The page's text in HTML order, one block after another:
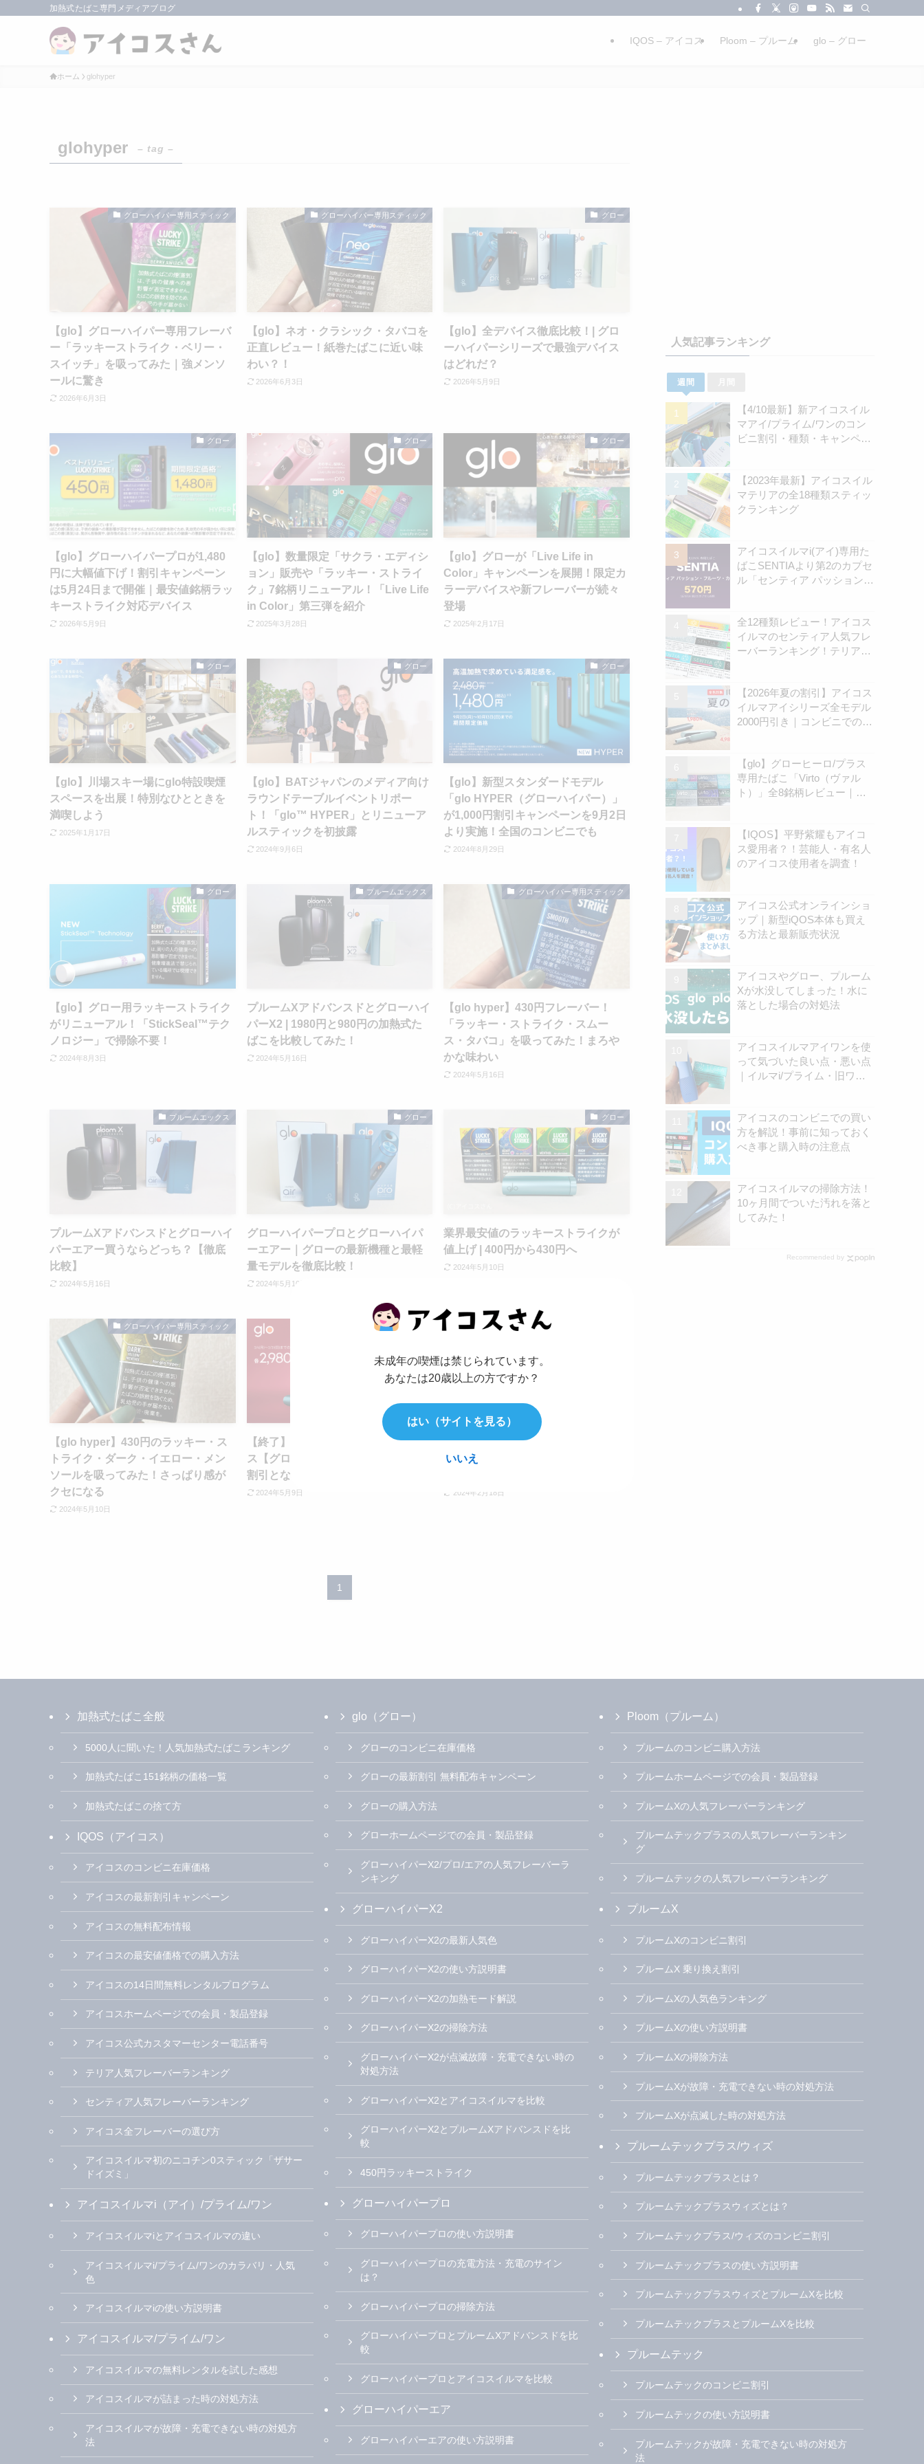
加熱式たばこ専門メディアブログ
IQOS – アイコス Ploom – プルーム glo – グロー
ホーム glohyper
glohyper – tag –
グローハイパー専用スティック
【glo】グローハイパー専用フレーバ
ー「ラッキーストライク・ベリー・
スイッチ」を吸ってみた｜強メンソ
ールに驚き
2026年6月3日
グローハイパー専用スティック
【glo】ネオ・クラシック・タバコを
正直レビュー！紙巻たばこに近い味
わい？！
2026年6月3日
グロー
【glo】全デバイス徹底比較！| グロ
ーハイパーシリーズで最強デバイス
はどれだ？
2026年5月9日
グロー
【glo】グローハイパープロが1,480
円に大幅値下げ！割引キャンペーン
は5月24日まで開催｜最安値銘柄ラッ
キーストライク対応デバイス
2026年5月9日
グロー
【glo】数量限定「サクラ・エディシ
ョン」販売や「ラッキー・ストライ
ク」7銘柄リニューアル！「Live Life
in Color」第三弾を紹介
2025年3月28日
グロー
【glo】グローが「Live Life in
Color」キャンペーンを展開！限定カ
ラーデバイスや新フレーバーが続々
登場
2025年2月17日
グロー
【glo】川場スキー場にglo特設喫煙
スペースを出展！特別なひとときを
満喫しよう
2025年1月17日
グロー
【glo】BATジャパンのメディア向け
ラウンドテーブルイベントリポー
ト！「glo™ HYPER」とリニューア
ルスティックを初披露
2024年9月6日
グロー
【glo】新型スタンダードモデル
「glo HYPER（グローハイパー）」
が1,000円割引キャンペーンを9月2日
より実施！全国のコンビニでも
2024年8月29日
グロー
【glo】グロー用ラッキーストライク
がリニューアル！「StickSeal™テク
ノロジー」で掃除不要！
2024年8月3日
プルームエックス
プルームXアドバンスドとグローハイ
パーX2 | 1980円と980円の加熱式た
ばこを比較してみた！
2024年5月16日
グローハイパー専用スティック
【glo hyper】430円フレーバー！
「ラッキー・ストライク・スムー
ス・タバコ」を吸ってみた！まろや
かな味わい
2024年5月16日
プルームエックス
プルームXアドバンスドとグローハイ
パーエアー買うならどっち？【徹底
比較】
2024年5月16日
グロー
グローハイパープロとグローハイパ
ーエアー｜グローの最新機種と最軽
量モデルを徹底比較！
2024年5月10日
グロー
業界最安値のラッキーストライクが
値上げ | 400円から430円へ
2024年5月10日
グローハイパー専用スティック
【glo hyper】430円のラッキー・ス
トライク・ダーク・イエロー・メン
ソールを吸ってみた！さっぱり感が
クセになる
2024年5月10日
コンビニ
【終了】glo最新加熱式たばこデバイ
ス【グローハイパープロ】が1,000円
割引となるキャンペーンが実施中！
2024年5月9日
【glo】グローハイパープロのコンビ
ニ発売開始！コンビニ以外でも買え
2024年2月18日
1
人気記事ランキング
週間
【4/10最新】新アイコスイル
マアイ/プライム/ワンのコン
ビニ割引・種類・キャンペー
【2023年最新】アイコスイル
マテリアの全18種類スティッ
クランキング
アイコスイルマi(アイ)専用た
ばこSENTIAより第2のカプセ
ル「センティア パッション・
柄 | アイコスさん
全12種類レビュー！アイコス
イルマのセンティア人気フレ
ーバーランキング！テリアと
【2026年夏の割引】アイコス
イルマアイシリーズ全モデル
2000円引き｜コンビニでのキ
【glo】グローヒーロ/プラス
専用たばこ「Virto（ヴァル
ト）」全8銘柄レビュー｜お
【IQOS】平野紫耀もアイコ
ス愛用者？！芸能人・有名人
のアイコス使用者を調査！
アイコス公式オンラインショ
ップ｜新型iQOS本体も買え
る方法と最新販売状況
アイコスやグロー、プルーム
Xが水没してしまった！水に
落とした場合の対処法
アイコスイルマアイワンを使
って気づいた良い点・悪い点
｜イルマi/プライム・旧ワン
アイコスのコンビニでの買い
方を解説！事前に知っておく
べき事と購入時の注意点
アイコスイルマの掃除方法！
10ヶ月間でついた汚れを落と
してみた！
Recommended by
加熱式たばこ全般
5000人に聞いた！人気加熱式たばこランキング
加熱式たばこ151銘柄の価格一覧
加熱式たばこの捨て方
IQOS（アイコス）
アイコスのコンビニ在庫価格
アイコスの最新割引キャンペーン
アイコスの無料配布情報
アイコスの最安値価格での購入方法
アイコスの14日間無料レンタルプログラム
アイコスホームページでの会員・製品登録
アイコス公式カスタマーセンター電話番号
テリア人気フレーバーランキング
センティア人気フレーバーランキング
アイコス全フレーバーの選び方
アイコスイルマ初のニコチン0スティック「ザサー
ドイズミ」
アイコスイルマi（アイ）/プライム/ワン
アイコスイルマiとアイコスイルマの違い
アイコスイルマi/プライム/ワンのカラバリ・人気
色
アイコスイルマiの使い方説明書
アイコスイルマ/プライム/ワン
アイコスイルマの無料レンタルを試した感想
アイコスイルマが詰まった時の対処方法
アイコスイルマが故障・充電できない時の対処方
法
glo（グロー）
グローのコンビニ在庫価格
グローの最新割引 無料配布キャンペーン
グローの購入方法
グローホームページでの会員・製品登録
グローハイパーX2/プロ/エアの人気フレーバーラ
ンキング
グローハイパーX2
グローハイパーX2の最新人気色
グローハイパーX2の使い方説明書
グローハイパーX2の加熱モード解説
グローハイパーX2の掃除方法
グローハイパーX2が点滅故障・充電できない時の
対処方法
グローハイパーX2とアイコスイルマを比較
グローハイパーX2とプルームXアドバンスドを比
較
450円ラッキーストライク
グローハイパープロ
グローハイパープロの使い方説明書
グローハイパープロの充電方法・充電のサイン
は？
グローハイパープロの掃除方法
グローハイパープロとプルームXアドバンスドを比
較
グローハイパープロとアイコスイルマを比較
グローハイパーエア
グローハイパーエアの使い方説明書
Ploom（プルーム）
プルームのコンビニ購入方法
プルームホームページでの会員・製品登録
プルームXの人気フレーバーランキング
プルームテックプラスの人気フレーバーランキン
グ
プルームテックの人気フレーバーランキング
プルームX
プルームXのコンビニ割引
プルームX 乗り換え割引
プルームXの人気色ランキング
プルームXの使い方説明書
プルームXの掃除方法
プルームXが故障・充電できない時の対処方法
プルームXが点滅した時の対処方法
プルームテックプラス/ウィズ
プルームテックプラスとは？
プルームテックプラスウィズとは？
プルームテックプラス/ウィズのコンビニ割引
プルームテックプラスの使い方説明書
プルームテックプラスウィズとプルームXを比較
プルームテックプラスとプルームXを比較
プルームテック
プルームテックのコンビニ割引
プルームテックの使い方説明書
プルームテックが故障・充電できない時の対処方
法
未成年の喫煙は禁じられています。
あなたは20歳以上の方ですか？
はい（サイトを見る）
いいえ